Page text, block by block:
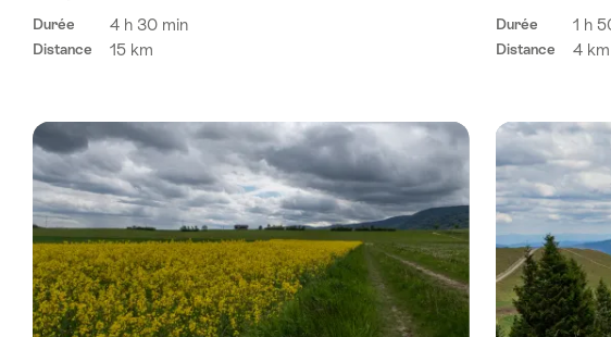
Durée 4 h 30 min
Distance 15 km
Durée 1 h
Distance 4 km